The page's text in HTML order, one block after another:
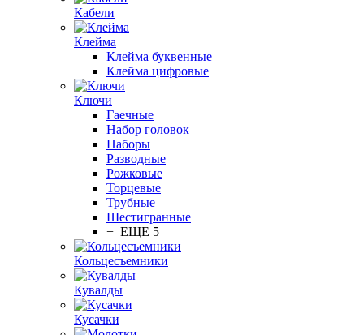
Кабели
Клейма
Клейма буквенные
Клейма цифровые
Ключи
Гаечные
Набор головок
Наборы
Разводные
Рожковые
Торцевые
Трубные
Шестигранные
+ ЕЩЕ 5
Кольцесъемники
Кувалды
Кусачки